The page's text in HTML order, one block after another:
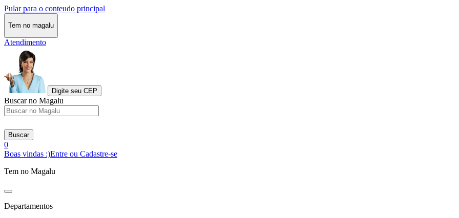
Pular para o conteudo principal
Tem no magalu
Atendimento
Digite seu CEP
Buscar no Magalu
Buscar
0
Boas vindas :)Entre ou Cadastre-se
Tem no Magalu
Departamentos